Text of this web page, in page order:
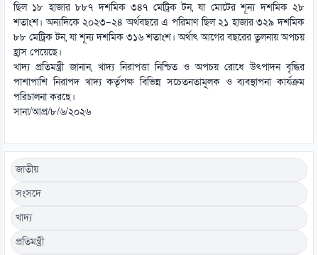
ছিল ১৮ হাজার ৮৮৭ দশমিক ৩৪৭ মেট্রিক টন, যা মোটের শূন্য দশমিক ২৮
শতাংশ। অন্যদিকে ২০২৩–২৪ অর্থবছরে এ পরিমাণ ছিল ২১ হাজার ৩২৯ দশমিক
৮৮ মেট্রিক টন, যা শূন্য দশমিক ৩১৬ শতাংশ। অর্থাৎ আগের বছরের তুলনায় অপচয়
হ্রাস পেয়েছে।
খাদ্য প্রতিমন্ত্রী জানান, খাদ্য নিরাপত্তা নিশ্চিত ও অপচয় রোধে উৎপাদন বৃদ্ধির
পাশাপাশি নিরাপদ খাদ্য কর্তৃপক্ষ বিভিন্ন সচেতনতামূলক ও ব্যবস্থাপনা কার্যক্রম
পরিচালনা করছে।
সানা/আপ্র/৮/৬/২০২৬
জাতীয়
সংসদে
খাদ্য
প্রতিমন্ত্রী